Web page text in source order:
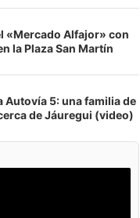
«Mercado Alfajor» con
la Plaza San Martín
Autovía 5: una familia de
de Jáuregui (video)